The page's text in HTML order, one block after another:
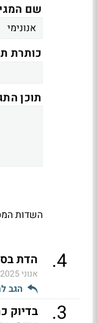
שם
כותרת
תוכן
השדות
4
. הדת
אנוני18:19
הגב
3
.
בדיוק